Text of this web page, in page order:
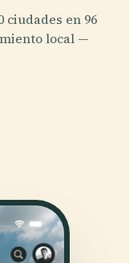
ciudades en 96
local —